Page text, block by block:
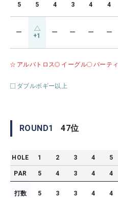
5 5 4 3 4 4
ー +1 ー ー ー ー
アルバトロス イーグル バーティ
ダブルボギー以上
ROUND1 47位
HOLE 1 2 3 4 5
PAR 5 4 3 4 4
打数 5 3 3 4 4